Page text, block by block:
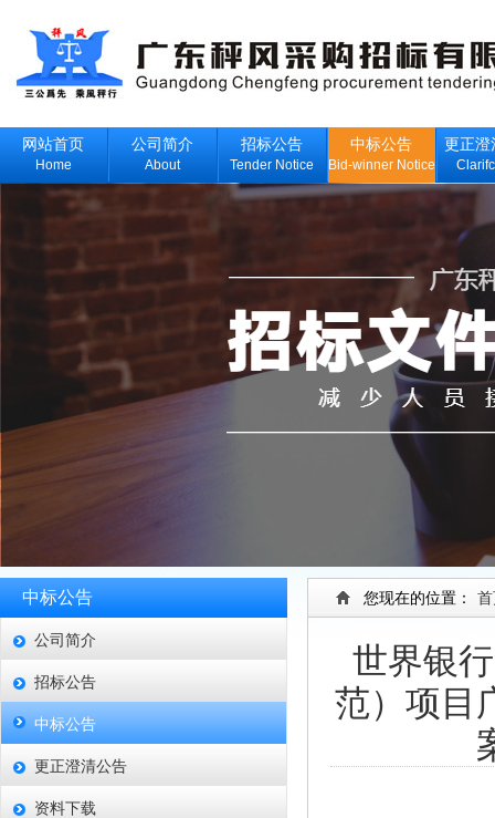
网站首页
Home
公司简介
About
招标公告
Tender Notice
中标公告
Bid-winner Notice
更正澄
中标公告
公司简介
招标公告
中标公告
更正澄清公告
资料下载
您现在的位置：
世界银
范）项目